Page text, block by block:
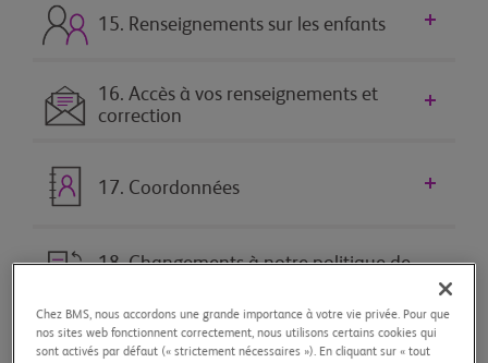
15. Renseignements sur les enfants
16. Accès à vos renseignements et
correction
17. Coordonnées
18. Changements à notre politique de
Tout agrandir
Chez BMS, nous accordons une grande importance à votre vie privée. Pour que
nos sites web fonctionnent correctement, nous utilisons certains cookies qui
sont activés par défaut (« strictement nécessaires »). En cliquant sur « tout